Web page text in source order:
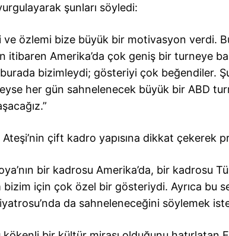
şunları söyledi:
ve özlemi bize büyük bir motivasyon verdi.
itibaren Amerika’da çok geniş bir turneye
bizimleydi; gösteriyi çok beğendiler.
her gün sahnelenecek büyük bir ABD
çift kadro yapısına dikkat çekerek
bir kadrosu Amerika’da, bir kadrosu
için çok özel bir gösteriydi. Ayrıca bu
da sahneleneceğini söylemek